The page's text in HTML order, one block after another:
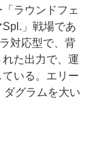
ラウンドフェ
」戦場であ
対応型で、背
た出力で、運
いる。エリー
ダグラムを大い